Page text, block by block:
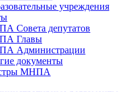
учреждения
Совета депутатов
Главы
Администрации
документы
МНПА